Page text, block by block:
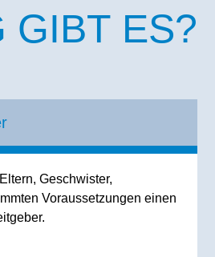
GIBT ES?
Geschwister,
Voraussetzungen einen